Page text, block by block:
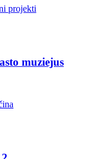
projekti
muziejus